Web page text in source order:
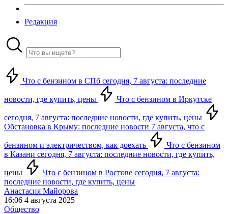
Редакция
Что с бензином в СПб сегодня, 7 августа: последние
новости, где купить, цены Что с бензином в Иркутске
сегодня, 7 августа: последние новости, где купить, цены
Обстановка в Крыму: последние новости 7 августа, что с
бензином и электричеством, как доехать
Что с бензином
в Казани сегодня, 7 августа: последние новости, где купить,
цены
Что с бензином в Ростове сегодня, 7 августа:
последние новости, где купить, цены
Анастасия Майорова
16:06 4 августа 2025
Общество